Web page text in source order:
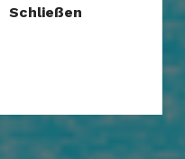
Schließen